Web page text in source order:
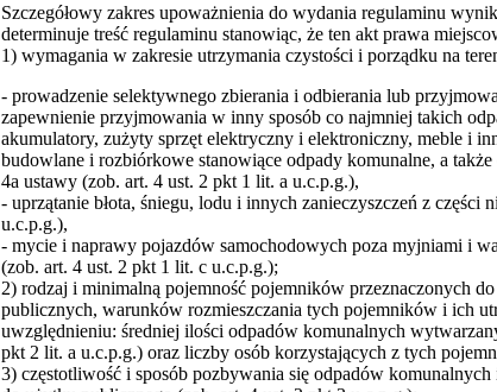
Szczegółowy zakres upoważnienia do wydania regulaminu
determinuje treść regulaminu stanowiąc, że ten akt prawa
1) wymagania w zakresie utrzymania czystości i porządku na
- prowadzenie selektywnego zbierania i odbierania lub
zapewnienie przyjmowania w inny sposób co najmniej takich
akumulatory, zużyty sprzęt elektryczny i elektroniczny, meble i
budowlane i rozbiórkowe stanowiące odpady komunalne, a
4a ustawy (zob. art. 4 ust. 2 pkt 1 lit. a u.c.p.g.),
- uprzątanie błota, śniegu, lodu i innych zanieczyszczeń z
u.c.p.g.),
- mycie i naprawy pojazdów samochodowych poza myjniami i
(zob. art. 4 ust. 2 pkt 1 lit. c u.c.p.g.);
2) rodzaj i minimalną pojemność pojemników przeznaczonych
publicznych, warunków rozmieszczania tych pojemników i ich
uwzględnieniu: średniej ilości odpadów komunalnych
pkt 2 lit. a u.c.p.g.) oraz liczby osób korzystających z tych
3) częstotliwość i sposób pozbywania się odpadów